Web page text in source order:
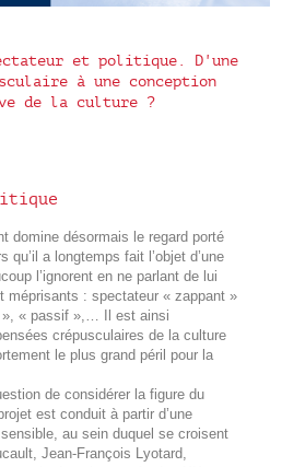
et politique. D'une
à une conception
de la culture ?
domine désormais le regard porté
qu’il a longtemps fait l’objet d’une
l’ignorent en ne parlant de lui
méprisants : spectateur « zappant »
», « passif »,… Il est ainsi
crépusculaires de la culture
le plus grand péril pour la
de considérer la figure du
est conduit à partir d’une
au sein duquel se croisent
Jean-François Lyotard,